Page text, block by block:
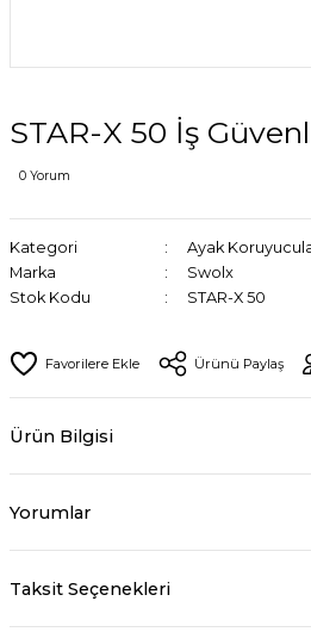
STAR-X 50 İş
0 Yorum
Kategori
Ayak
Marka
Swolx
Stok Kodu
STAR-X 50
Ürünü Paylaş
Ürün Bilgisi
Yorumlar
Taksit Seçenekleri